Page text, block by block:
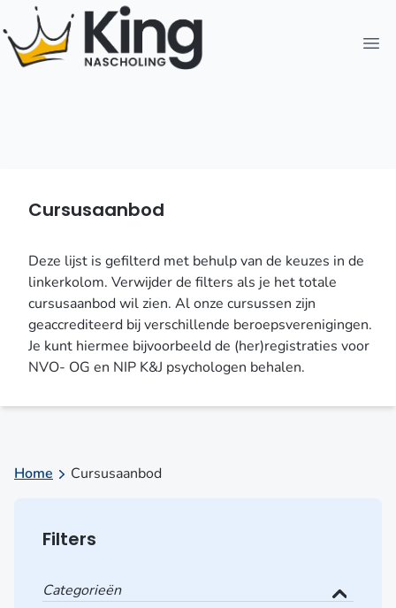
Cursusaanbod
Deze lijst is gefilterd met behulp van de keuzes in de
linkerkolom. Verwijder de filters als je het totale
cursusaanbod wil zien. Al onze cursussen zijn
geaccrediteerd bij verschillende beroepsverenigingen.
Je kunt hiermee bijvoorbeeld de (her)registraties voor
NVO- OG en NIP K&J psychologen behalen.
Home Cursusaanbod
Filters
Categorieën